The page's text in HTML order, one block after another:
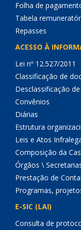
Folha de
Tabela
Repasses
ACESSO À
Lei nº 12.527/2011
Classificação de
Desclassificação
Convênios
Diárias
Estrutura
Leis e Atos
Composição da
Órgãos \
Prestação de
Programas,
E-SIC (LAI)
Consulta de